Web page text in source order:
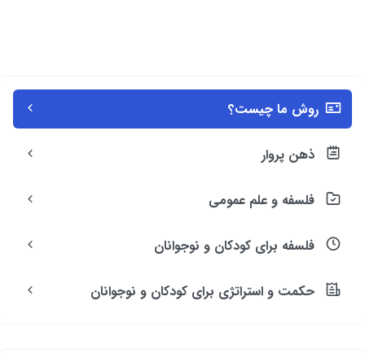
روش ما چیست؟
ذهن پروار
فلسفه و علم عمومی
فلسفه برای کودکان و نوجوانان
حکمت و استراتژی برای کودکان و نوجوانان